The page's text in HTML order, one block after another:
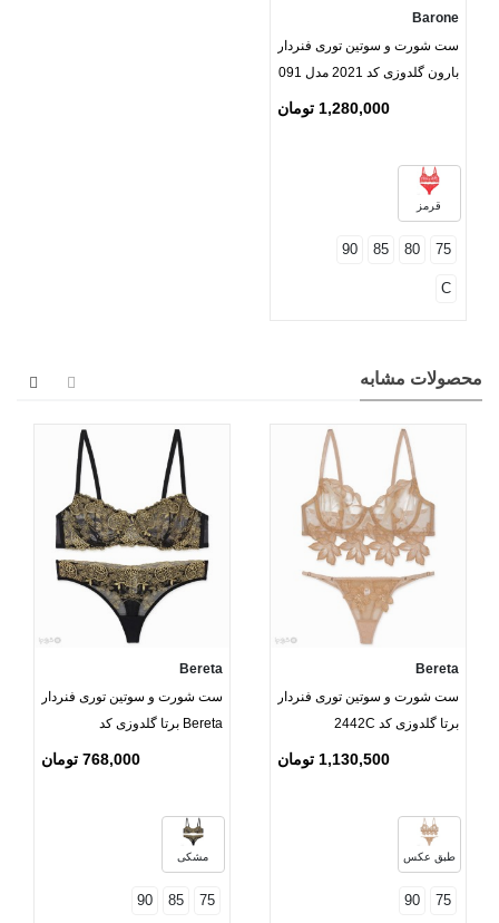
Barone
ست شورت و سوتین توری فنردار
بارون گلدوزی کد 2021 مدل 091
1,280,000 تومان
قرمز
75
80
85
90
C
محصولات مشابه
Bereta
ست شورت و سوتین توری فنردار
برتا گلدوزی کد 2442C
1,130,500 تومان
طبق عکس
75
90
Bereta
ست شورت و سوتین توری فنردار
Bereta برتا گلدوزی کد
768,000 تومان
مشکی
75
85
90